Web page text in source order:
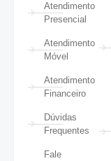
Atendimento
Presencial
Atendimento
Móvel
Atendimento
Financeiro
Dúvidas
Frequentes
Fale